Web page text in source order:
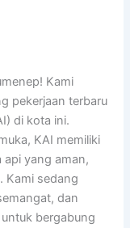
Kami
pekerjaan terbaru
di kota ini.
KAI memiliki
api yang aman,
Kami sedang
dan
bergabung